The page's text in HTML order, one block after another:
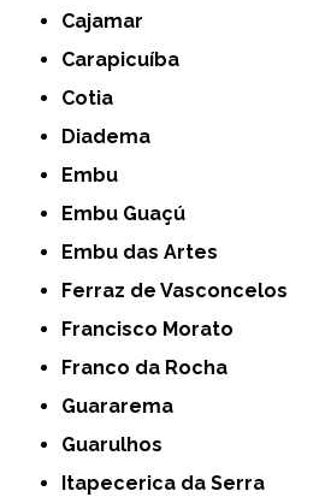
Cajamar
Carapicuíba
Cotia
Diadema
Embu
Embu Guaçú
Embu das Artes
Ferraz de Vasconcelos
Francisco Morato
Franco da Rocha
Guararema
Guarulhos
Itapecerica da Serra